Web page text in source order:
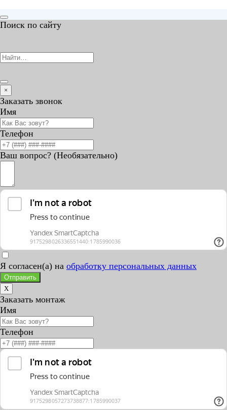
Поиск по сайту
×
Заказать звонок
Имя
Телефон
Ваш вопрос? (Необязательно)
Я согласен(а) на обработку персональных данных
Отправить
X
Заказать монтаж
Имя
Телефон